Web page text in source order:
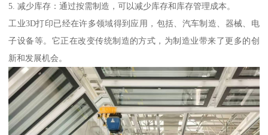
5. 减少库存：通过按需制造，可以减少库存和库存管理成本。
工业3D打印已经在许多领域得到应用，包括、汽车制造、器械、电
子设备等。它正在改变传统制造的方式，为制造业带来了更多的创
新和发展机会。